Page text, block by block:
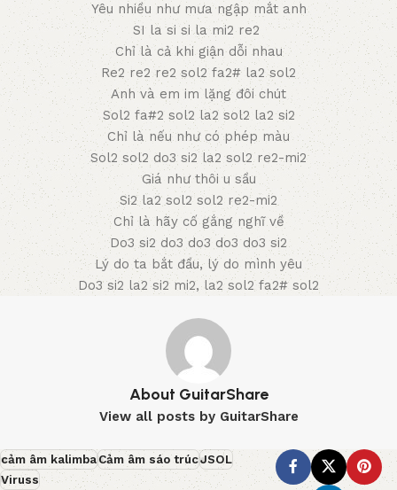
Yêu nhiều như mưa ngập mắt anh
SI la si si la mi2 re2
Chỉ là cả khi giận dỗi nhau
Re2 re2 re2 sol2 fa2# la2 sol2
Anh và em im lặng đôi chút
Sol2 fa#2 sol2 la2 sol2 la2 si2
Chỉ là nếu như có phép màu
Sol2 sol2 do3 si2 la2 sol2 re2-mi2
Giá như thôi u sầu
Si2 la2 sol2 sol2 re2-mi2
Chỉ là hãy cố gắng nghĩ về
Do3 si2 do3 do3 do3 do3 si2
Lý do ta bắt đầu, lý do mình yêu
Do3 si2 la2 si2 mi2, la2 sol2 fa2# sol2
About GuitarShare
View all posts by GuitarShare
cảm âm kalimbaCảm âm sáo trúcJSOL
Viruss